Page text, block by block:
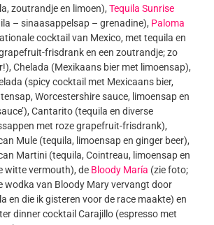
zoutrandje en limoen), Tequila Sunrise
– sinaasappelsap – grenadine), Paloma
cocktail van Mexico, met tequila en
frisdrank en een zoutrandje; zo
Chelada (Mexikaans bier met limoensap),
(spicy cocktail met Mexicaans bier,
Worcestershire sauce, limoensap en
Cantarito (tequila en diverse
met roze grapefruit-frisdrank),
Mule (tequila, limoensap en ginger beer),
Martini (tequila, Cointreau, limoensap en
witte vermouth), de Bloody María (zie foto;
wodka van Bloody Mary vervangt door
en die ik gisteren voor de race maakte) en
dinner cocktail Carajillo (espresso met